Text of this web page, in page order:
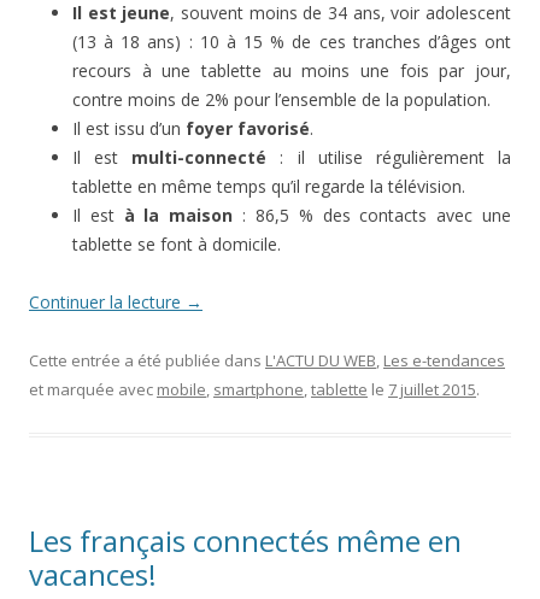
Il est jeune, souvent moins de 34 ans, voir adolescent
(13 à 18 ans) : 10 à 15 % de ces tranches d’âges ont
recours à une tablette au moins une fois par jour,
contre moins de 2% pour l’ensemble de la population.
Il est issu d’un foyer favorisé.
Il est multi-connecté : il utilise régulièrement la
tablette en même temps qu’il regarde la télévision.
Il està la maison : 86,5 % des contacts avec une
tablette se font à domicile.
Continuer la lecture →
Cette entrée a été publiée dans L'ACTU DU WEB, Les e-tendances
et marquée avec mobile, smartphone,tablette le 7 juillet 2015.
Les français connectés même en
vacances!